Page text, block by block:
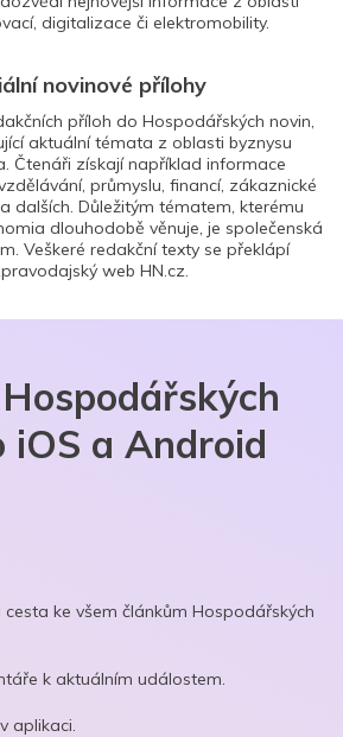
digitalizace či elektromobility.
novinové přílohy
příloh do Hospodářských novin,
aktuální témata z oblasti byznysu
Čtenáři získají například informace
průmyslu, financí, zákaznické
dalších. Důležitým tématem, kterému
dlouhodobě věnuje, je společenská
Veškeré redakční texty se překlápí
web HN.cz.
iOS a Android
ke všem článkům Hospodářských
k aktuálním událostem.
aplikaci.